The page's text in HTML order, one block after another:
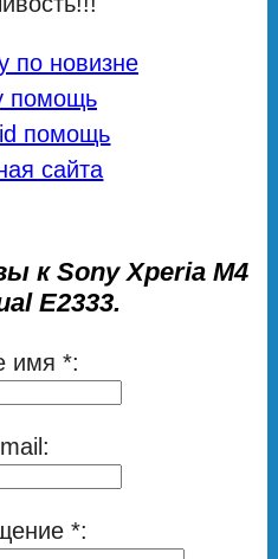
по новизне
помощь
помощь
сайта
к Sony Xperia M4
E2333.
имя *:
*: